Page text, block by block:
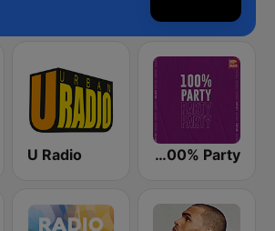
Hit Radio 100% Party (هيت راديو) U Radio